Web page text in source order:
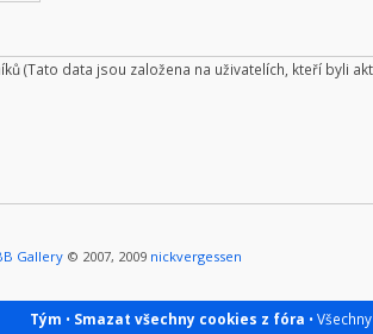
(Tato data jsou založena na uživatelích, kteří byli
Gallery © 2007, 2009 nickvergessen
Tým • Smazat všechny cookies z fóra •